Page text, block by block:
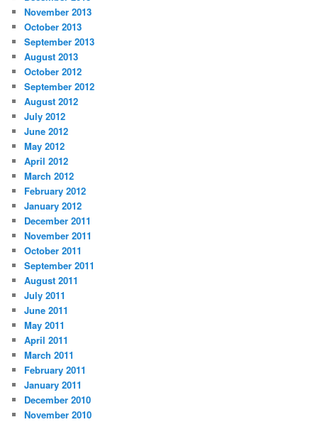
November 2013
October 2013
September 2013
August 2013
October 2012
September 2012
August 2012
July 2012
June 2012
May 2012
April 2012
March 2012
February 2012
January 2012
December 2011
November 2011
October 2011
September 2011
August 2011
July 2011
June 2011
May 2011
April 2011
March 2011
February 2011
January 2011
December 2010
November 2010